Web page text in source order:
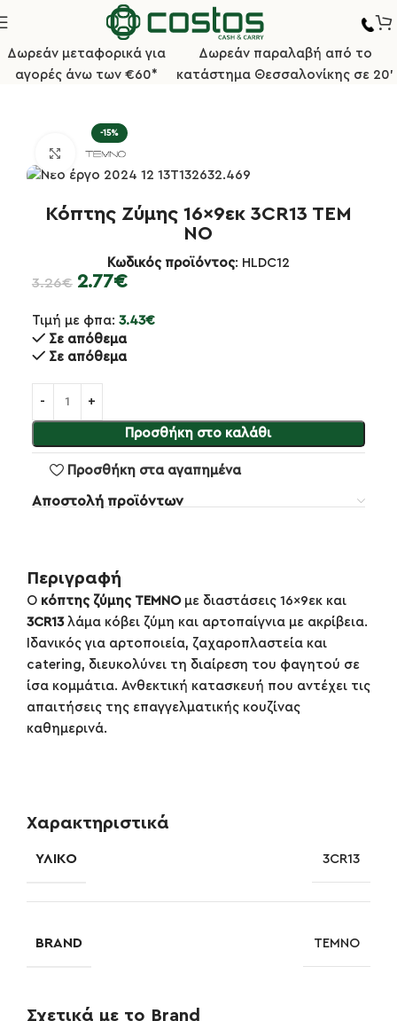
Δωρεάν μεταφορικά για
αγορές άνω των €60*
Δωρεάν παραλαβή από το
κατάστημα Θεσσαλονίκης σε 20'
σελίδα Κουζίνα Σπάτουλες/Κόπτες/Συρματόβουρτσες
-15%
Κλικ για μεγέθυνση
Κόπτης Ζύμης 16×9εκ 3CR13 TEM
NO
Κωδικός προϊόντος: HLDC12
3.26€ 2.77€
Τιμή με φπα: 3.43€
Σε απόθεμα
Σε απόθεμα
Προσθήκη στο καλάθι
Προσθήκη στα αγαπημένα
Αποστολή προϊόντων
Περιγραφή
Ο κόπτης ζύμης TEMNOμε διαστάσεις 16×9εκ και
3CR13λάμα κόβει ζύμη και αρτοπαίγνια με ακρίβεια.
Ιδανικός για αρτοποιεία, ζαχαροπλαστεία και
catering, διευκολύνει τη διαίρεση του φαγητού σε
ίσα κομμάτια. Ανθεκτική κατασκευή που αντέχει τις
απαιτήσεις της επαγγελματικής κουζίνας
καθημερινά.
Χαρακτηριστικά
ΥΛΙΚΌ 3CR13
BRAND TEMNO
Σχετικά με το Brand